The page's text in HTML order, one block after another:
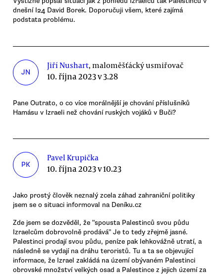
dnešní I24 David Borek. Doporučuji všem, které zajímá
podstata problému.
JN
Jiří Nushart, maloměšťácký usmiřovač
10. října 2023 v 3.28
Pane Outrato, o co více morálnější je chování příslušníků
Hamásu v Izraeli než chování ruských vojáků v Buči?
PK
Pavel Krupička
10. října 2023 v 10.23
Jako prostý člověk neznalý zcela záhad zahraniční politiky
jsem se o situaci informoval na Deníku.cz
Zde jsem se dozvěděl, že "spousta Palestinců svou půdu
Izraelcům dobrovolně prodává" Je to tedy zřejmě jasné.
Palestinci prodají svou půdu, peníze pak lehkovážně utratí, a
následně se vydají na dráhu teroristů. Tu a ta se objevující
informace, že Izrael zakládá na území obývaném Palestinci
obrovské množství velkých osad a Palestince z jejich území za